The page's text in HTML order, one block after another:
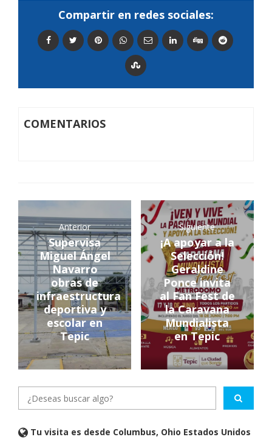
Compartir en redes sociales:
COMENTARIOS
Anterior
Supervisa
Miguel Ángel
Navarro
obras de
infraestructura
deportiva y
escolar en
Tepic
Siguiente
¡A apoyar a la
Selección!
Geraldine
Ponce invita
al Fan Fest de
la Caravana
Mundialista
en Tepic
Tu visita es desde Columbus, Ohio Estados Unidos